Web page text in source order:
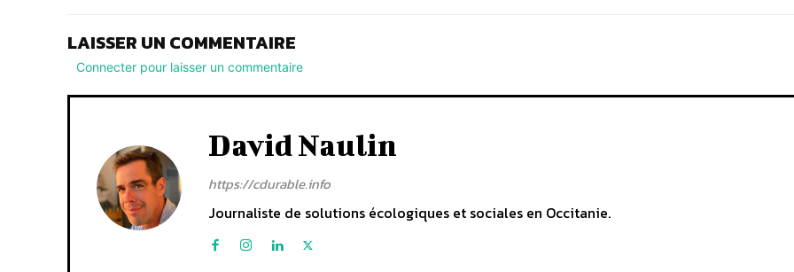
LAISSER UN COMMENTAIRE
Connecter pour laisser un commentaire
David Naulin
https://cdurable.info
Journaliste de solutions écologiques et sociales en Occitanie.